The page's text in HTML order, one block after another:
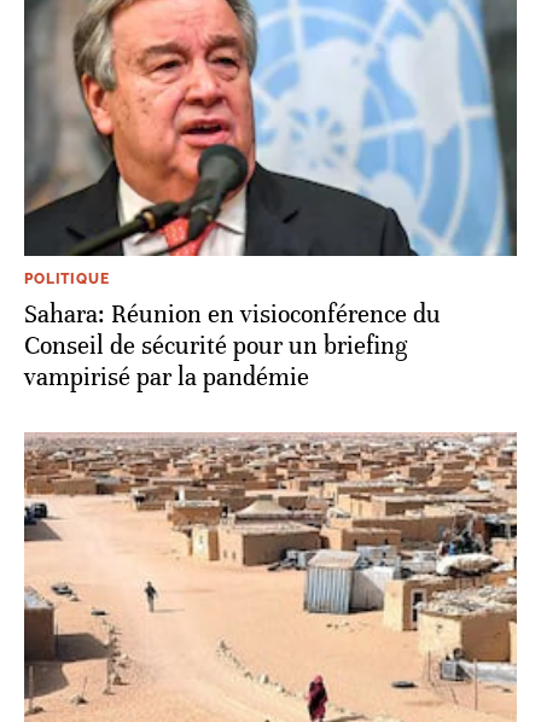
POLITIQUE
Sahara: Réunion en visioconférence du
Conseil de sécurité pour un briefing
vampirisé par la pandémie